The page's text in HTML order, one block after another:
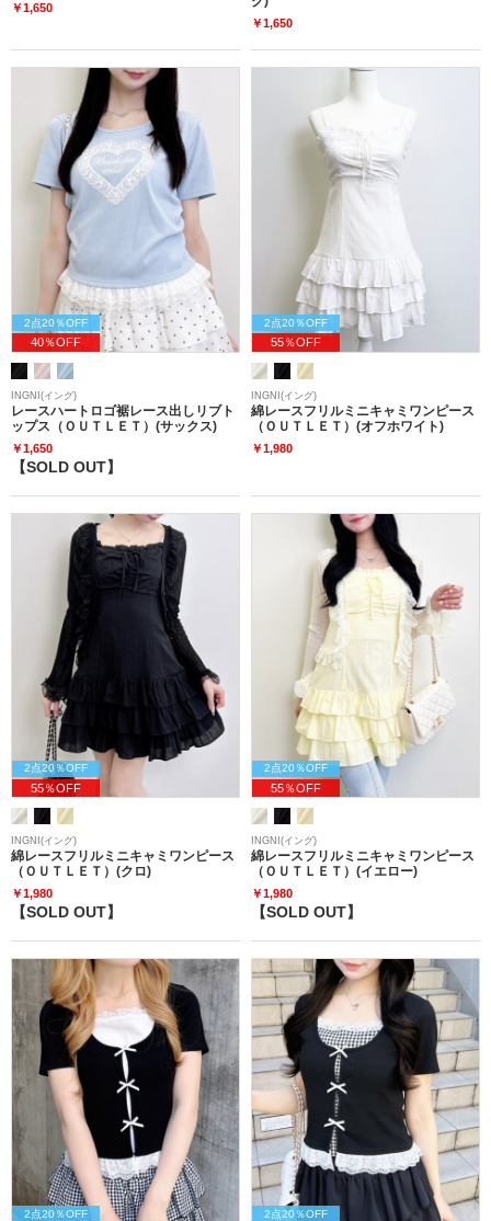
￥1,650
￥1,650
2点20％OFF
40％OFF
INGNI(イング)
レースハートロゴ裾レース出しリブト
ップス（ＯＵＴＬＥＴ）(サックス)
￥1,650
【SOLD OUT】
2点20％OFF
55％OFF
INGNI(イング)
綿レースフリルミニキャミワンピース
（ＯＵＴＬＥＴ）(オフホワイト)
￥1,980
2点20％OFF
55％OFF
INGNI(イング)
綿レースフリルミニキャミワンピース
（ＯＵＴＬＥＴ）(クロ)
￥1,980
【SOLD OUT】
2点20％OFF
55％OFF
INGNI(イング)
綿レースフリルミニキャミワンピース
（ＯＵＴＬＥＴ）(イエロー)
￥1,980
【SOLD OUT】
2点20％OFF 2点20％OFF